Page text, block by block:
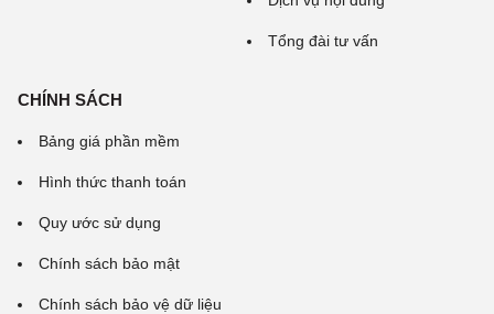
Tổng đài tư vấn
CHÍNH SÁCH
Bảng giá phần mềm
Hình thức thanh toán
Quy ước sử dụng
Chính sách bảo mật
Chính sách bảo vệ dữ liệu